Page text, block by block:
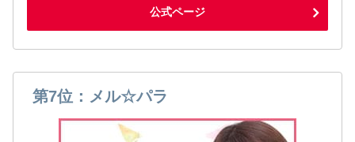
公式ページ
第7位：メル☆パラ